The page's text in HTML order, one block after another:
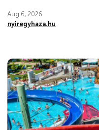
Aug 6, 2026
nyiregyhaza.hu